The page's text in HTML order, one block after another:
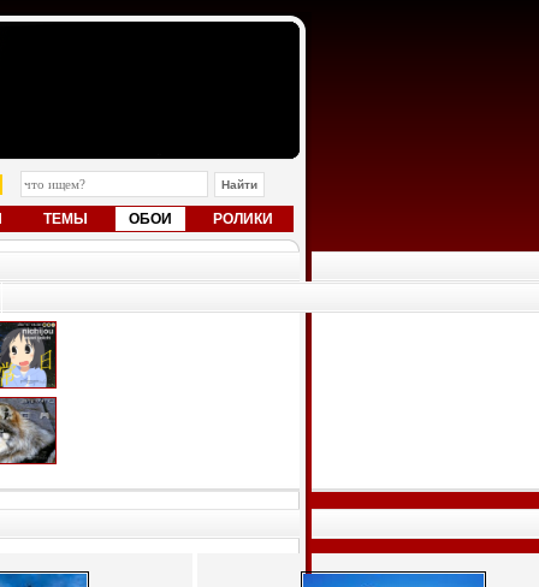
ТЕМЫ ОБОИ РОЛИКИ